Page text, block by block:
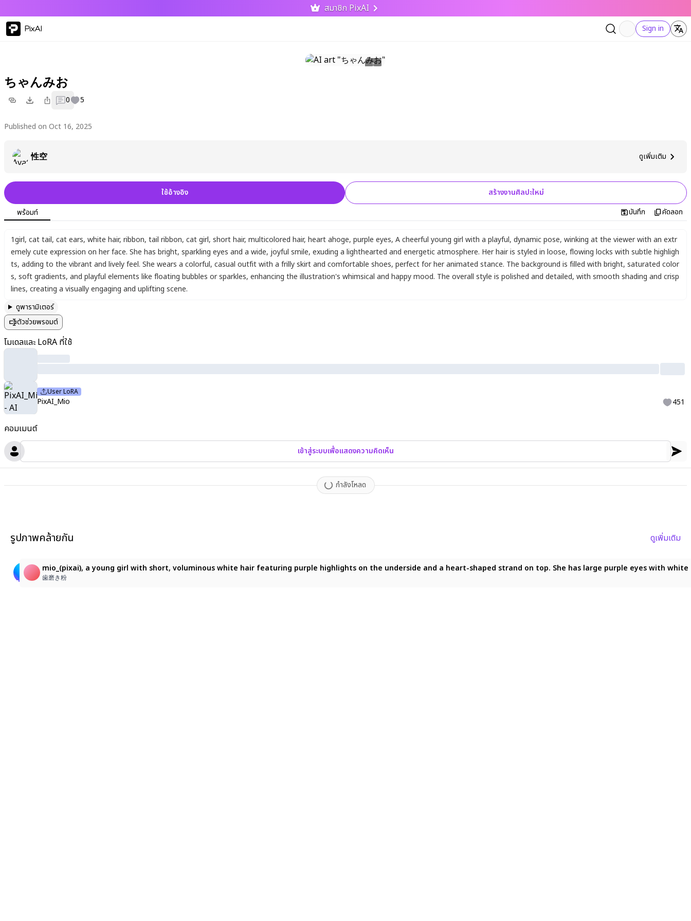
สมาชิก PixAI
PixAI Sign in
ちゃんみお
0 5
Published on Oct 16, 2025
性空 ดูเพิ่มเติม
คอมเมนต์
เข้าสู่ระบบเพื่อแสดงความคิดเห็น
กำลังโหลด
ใช้อ้างอิง
สร้างงานศิลปะใหม่
พร้อมท์
บันทึก คัดลอก
1girl, cat tail, cat ears, white hair, ribbon, tail ribbon, cat girl, short hair, multicolored hair, heart ahoge, purple eyes, A cheerful young girl with a playful, dynamic pose, winking at the viewer with an extr
emely cute expression on her face. She has bright, sparkling eyes and a wide, joyful smile, exuding a lighthearted and energetic atmosphere. Her hair is styled in loose, flowing locks with subtle highligh
ts, adding to the vibrant and lively feel. She wears a colorful, casual outfit with a frilly skirt and comfortable shoes, perfect for her animated stance. The background is filled with bright, saturated color
s, soft gradients, and playful elements like floating bubbles or sparkles, enhancing the illustration's whimsical and happy mood. The overall style is polished and detailed, with smooth shading and crisp
lines, creating a visually engaging and uplifting scene.
ดูพารามิเตอร์
ตัวช่วยพรอมต์
โมเดลและ LoRA ที่ใช้
User LoRA
PixAI_Mio 451
รูปภาพคล้ายกัน ดูเพิ่มเติม
Black Nefara
Mio
いちご
mio_(pixai), a young girl with short, voluminous white hair featuring purple highlights on the underside and a heart-shaped strand on top. She has large purple eyes with
歯磨き粉